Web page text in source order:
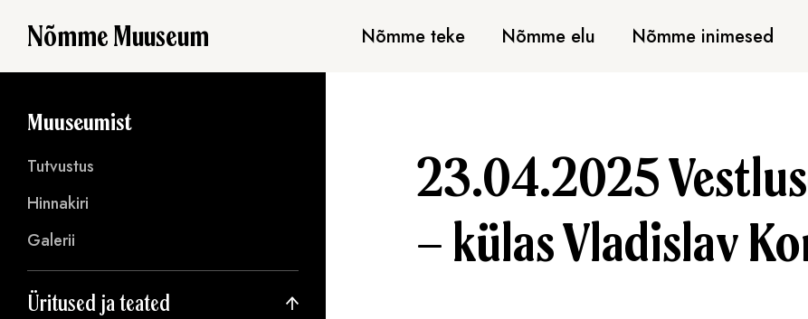
Nõmme Muuseum Nõmme teke Nõmme elu Nõmme inimesed
Muuseumist
Tutvustus
Hinnakiri
Galerii
Üritused ja teated
23.04.2025
– külas Vladislav